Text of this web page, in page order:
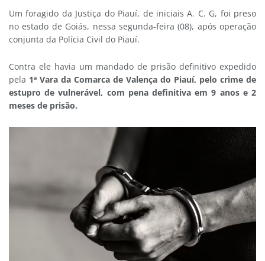
Um foragido da Justiça do Piauí, de iniciais A. C. G, foi preso
no estado de Goiás, nessa segunda-feira (08), após operação
conjunta da Polícia Civil do Piauí.
Contra ele havia um mandado de prisão definitivo expedido
pela 1ª Vara da Comarca de Valença do Piauí, pelo crime de
estupro de vulnerável, com pena definitiva em 9 anos e 2
meses de prisão.